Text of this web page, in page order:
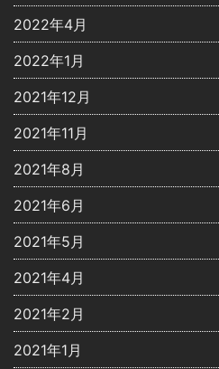
2022年4月
2022年1月
2021年12月
2021年11月
2021年8月
2021年6月
2021年5月
2021年4月
2021年2月
2021年1月